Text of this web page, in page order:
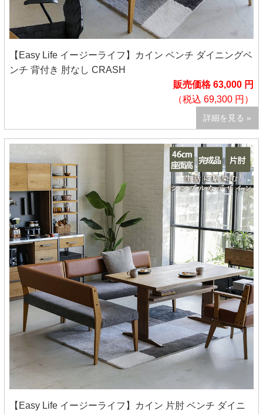
【Easy Life イージーライフ】カイン ベンチ ダイニングベ
ンチ 背付き 肘なし CRASH
販売価格 63,000 円
（税込 69,300 円）
詳細を見る »
【Easy Life イージーライフ】カイン 片肘 ベンチ ダイニ